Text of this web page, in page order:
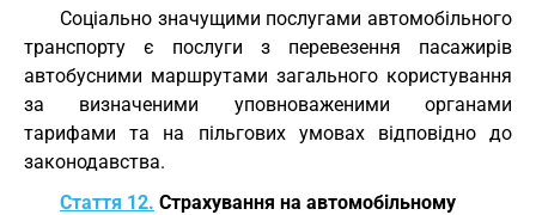
Соціально значущими послугами автомобільного
транспорту є послуги з перевезення пасажирів
автобусними маршрутами загального користування
за визначеними уповноваженими органами
тарифами та на пільгових умовах відповідно до
законодавства.
Стаття 12. Страхування на автомобільному